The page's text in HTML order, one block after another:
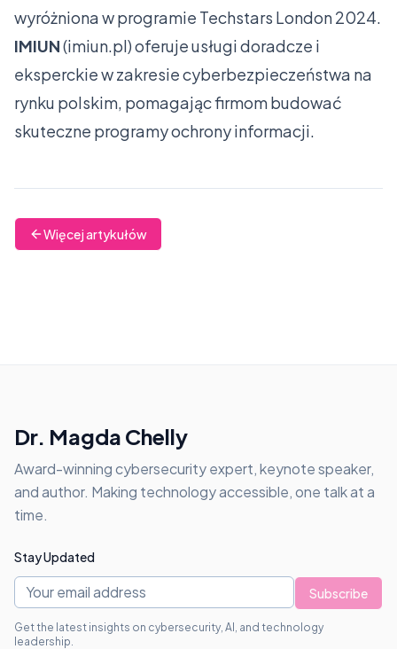
wyróżniona w programie Techstars London 2024.
IMIUN(imiun.pl) oferuje usługi doradcze i
eksperckie w zakresie cyberbezpieczeństwa na
rynku polskim, pomagając firmom budować
skuteczne programy ochrony informacji.
Więcej artykułów
Dr. Magda Chelly
Award-winning cybersecurity expert, keynote speaker,
and author. Making technology accessible, one talk at a
time.
Stay Updated
Subscribe
Get the latest insights on cybersecurity, AI, and technology
leadership.